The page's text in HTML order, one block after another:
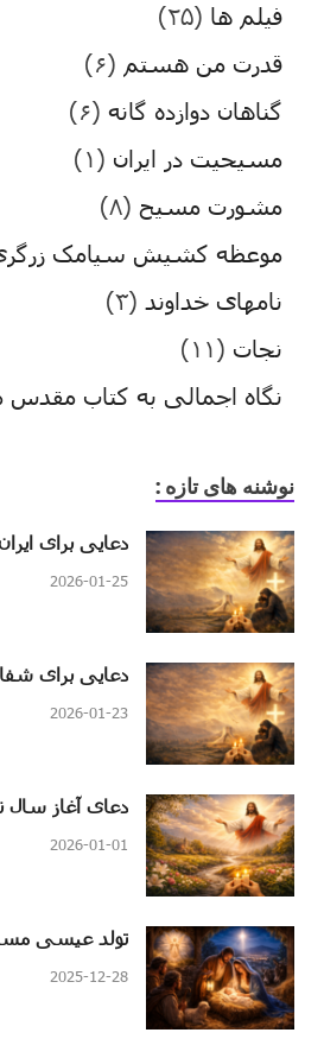
فیلم ها (۲۵)
قدرت من هستم (۶)
گناهان دوازده گانه (۶)
مسیحیت در ایران (۱)
مشورت مسیح (۸)
موعظه کشیش سیامک
نامهای خداوند (۳)
نجات (۱۱)
نگاه اجمالی به کتاب مقدس
نوشنه های تازه :
دعایی برای
2026-01-25
دعایی برای
2026-01-23
دعای آغاز سال
2026-01-01
تولد عیسی
2025-12-28